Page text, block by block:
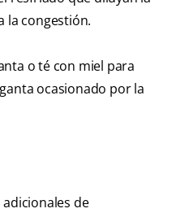
la congestión.
o té con miel para
ocasionado por la
de